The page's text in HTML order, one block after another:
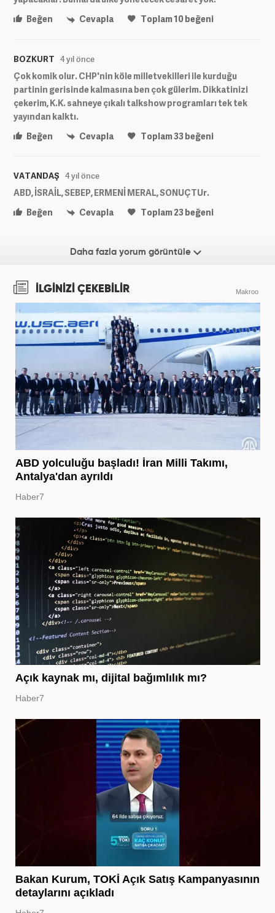
Beğen
Cevapla Toplam10beğeni
BOZKURT 4 yıl önce
Çok komik olur. CHP'nin köle milletvekilleri ile kurduğu
partinin gerisinde kalmasına ben çok gülerim. Dikkatinizi
çekerim, K.K. sahneye çıkalı talkshow programları tek tek
yayından kalktı.
Beğen
Cevapla Toplam33beğeni
VATANDAŞ 4 yıl önce
ABD, İSRAİL, SEBEP, ERMENİ MERAL, SONUÇTUr.
Beğen
Cevapla Toplam23beğeni
Daha fazla yorum görüntüle
İLGİNİZİ ÇEKEBİLİR Makroo
ABD yolculuğu başladı! İran Milli Takımı,
Antalya'dan ayrıldı
Haber7
Açık kaynak mı, dijital bağımlılık mı?
Haber7
Bakan Kurum, TOKİ Açık Satış Kampanyasının
detaylarını açıkladı